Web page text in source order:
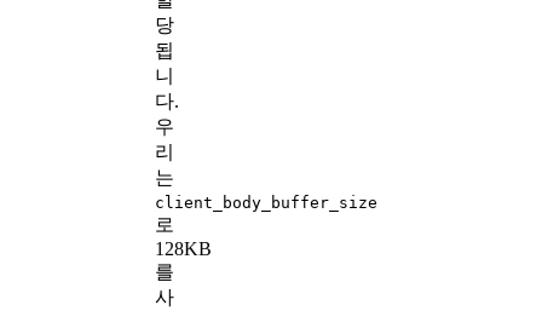
당
됩
니
다.
우
리
는
client_body_buffer_size
로
128KB
를
사